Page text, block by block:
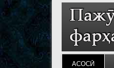
АСОСӢ